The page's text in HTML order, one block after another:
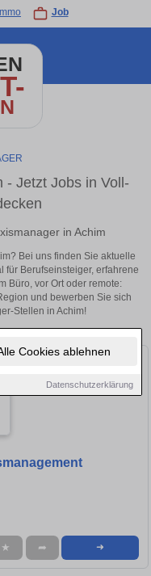
Cookies ablehnen
Datenschutzerklärung
Immo Job
- Jetzt Jobs in Voll-
in Achim
Bei uns finden Sie aktuelle
für Berufseinsteiger, erfahrene
Büro, vor Ort oder remote:
und bewerben Sie sich
Stellen in Achim!
★ ➦ ➜